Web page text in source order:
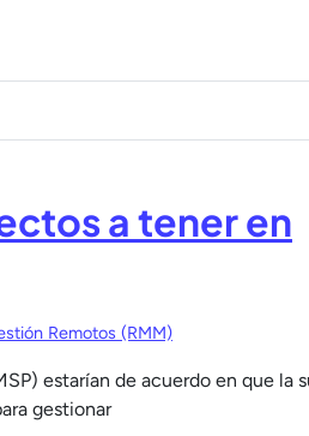
a tener en
Remotos (RMM)
estarían de acuerdo en que la
gestionar